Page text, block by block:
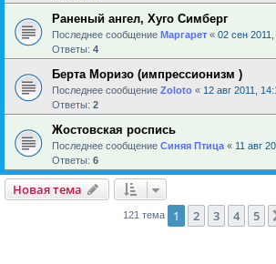
Раненый ангел, Хуго Симберг
Последнее сообщение Маргарет « 02 сен
Ответы: 4
Берта Моризо (импрессионизм )
Последнее сообщение Zoloto « 12 авг 2011,
Ответы: 2
Жостовская роспись
Последнее сообщение Синяя Птица « 11 авг
Ответы: 6
Новая тема
121 тема 1 2 3 4 5